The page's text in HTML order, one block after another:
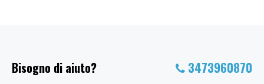
Bisogno di aiuto? 3473960870